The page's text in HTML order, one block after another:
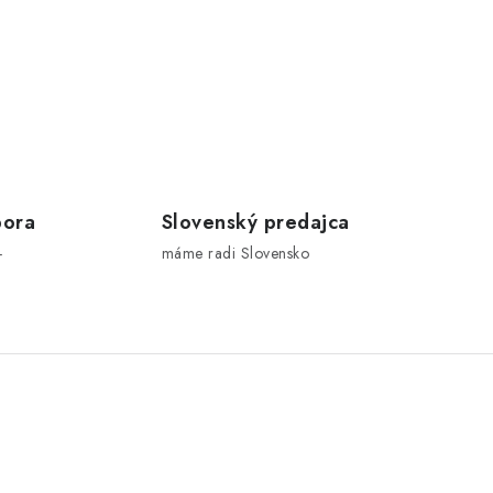
Slovenský predajca
máme radi Slovensko